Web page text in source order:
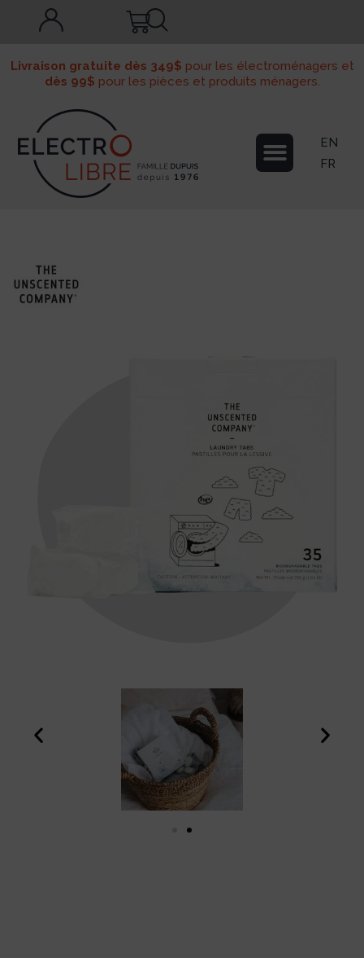
Livraison gratuite dès 349$ pour les électroménagers et
dès 99$ pour les pièces et produits ménagers.
EN
FR